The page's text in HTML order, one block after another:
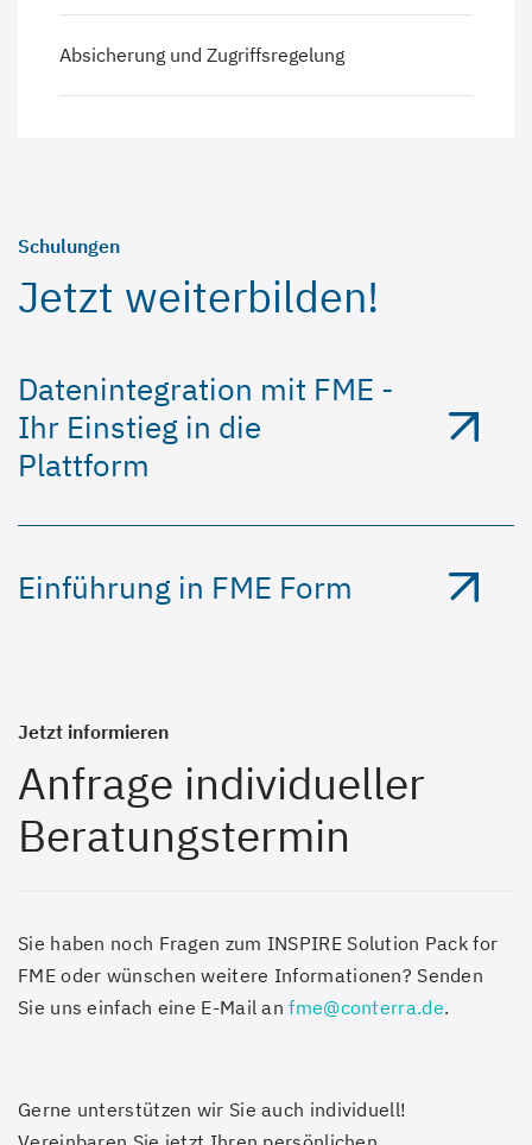
Absicherung und Zugriffsregelung
Schulungen
Jetzt weiterbilden!
Datenintegration mit FME -
Ihr Einstieg in die
Plattform
Einführung in FME Form
Jetzt informieren
Anfrage individueller
Beratungstermin
Sie haben noch Fragen zum INSPIRE Solution Pack for
FME oder wünschen weitere Informationen? Senden
Sie uns einfach eine E-Mail anfme@conterra.de.
Gerne unterstützen wir Sie auch individuell!